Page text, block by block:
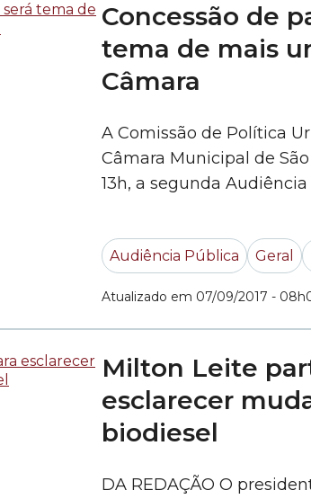
Concessão de
tema de mais
Câmara
A Comissão de Política
Câmara Municipal de
13h, a segunda
Planetários”, no Salão
primeira... »
Audiência Pública Geral
Atualizado em 07/09/2017 -
Milton Leite
esclarecer
biodiesel
DA REDAÇÃO O